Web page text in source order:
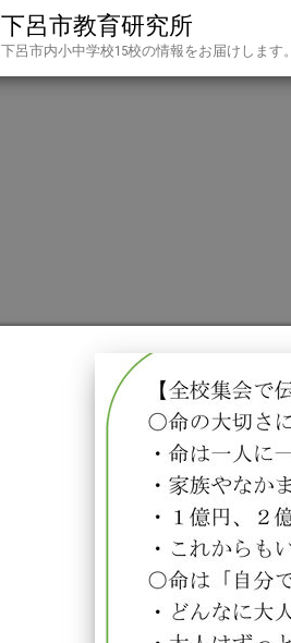
下呂市教育研究所
下呂市内小中学校15校の情報をお届けします。